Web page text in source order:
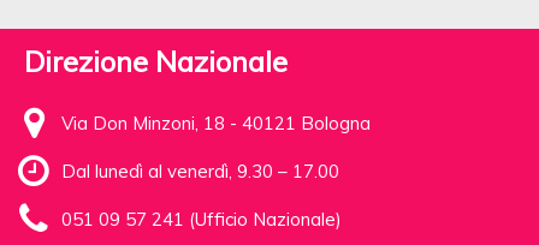
Direzione Nazionale
Via Don Minzoni, 18 - 40121 Bologna
Dal lunedì al venerdì, 9.30 – 17.00
051 09 57 241 (Ufficio Nazionale)